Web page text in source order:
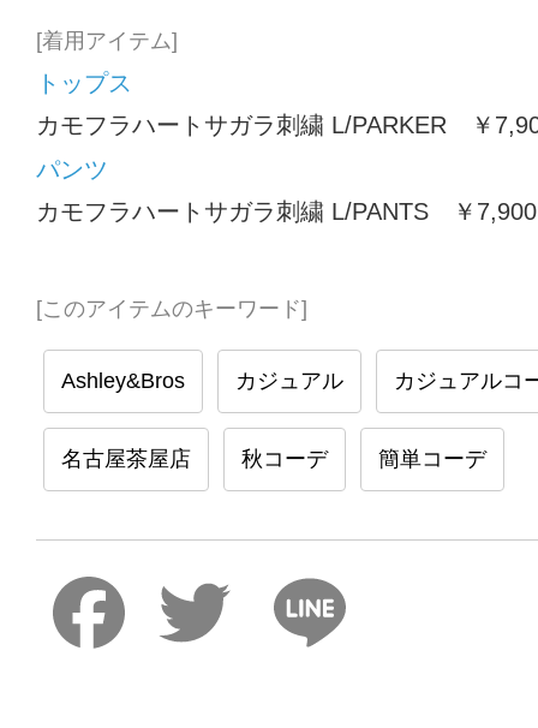
[着用アイテム]
トップス
カモフラハートサガラ刺繍 L/PARKER ￥
パンツ
カモフラハートサガラ刺繍 L/PANTS ￥
[このアイテムのキーワード]
Ashley&Bros カジュアル カジュアルコ
名古屋茶屋店 秋コーデ 簡単コーデ
Twitter